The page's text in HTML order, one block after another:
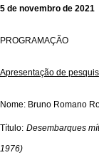
5 de novembro de 2021
PROGRAMAÇÃO
Apresentação de
Nome: Bruno Romano
Título: Desembarques
1976)